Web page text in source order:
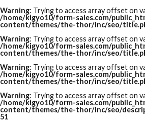
Warning: Trying to access array offset on
/home/kigyo10/form-sales.com/
content/themes/the-thor/inc/seo/
Warning: Trying to access array offset on
/home/kigyo10/form-sales.com/
content/themes/the-thor/inc/seo/
Warning: Trying to access array offset on
/home/kigyo10/form-sales.com/
content/themes/the-thor/inc/seo/
Warning: Trying to access array offset on
/home/kigyo10/form-sales.com/
content/themes/the-thor/inc/seo/
51